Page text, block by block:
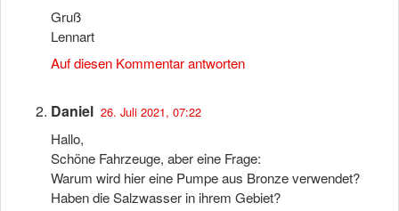
Gruß
Lennart
Auf diesen Kommentar antworten
Daniel 26. Juli 2021, 07:22
Hallo,
Schöne Fahrzeuge, aber eine Frage:
Warum wird hier eine Pumpe aus Bronze verwendet?
Haben die Salzwasser in ihrem Gebiet?